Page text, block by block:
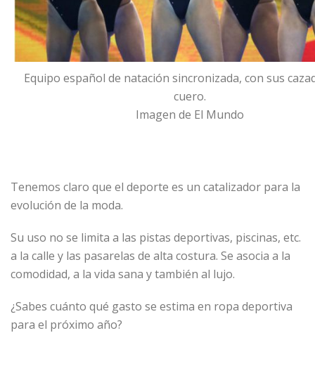
Equipo español de natación sincronizada, con sus
cuero.
Imagen de El Mundo
Tenemos claro que el deporte es un catalizador para la
evolución de la moda.
Su uso no se limita a las pistas deportivas, piscinas, etc.
a la calle y las pasarelas de alta costura. Se asocia a la
comodidad, a la vida sana y también al lujo.
¿Sabes cuánto qué gasto se estima en ropa deportiva
para el próximo año?